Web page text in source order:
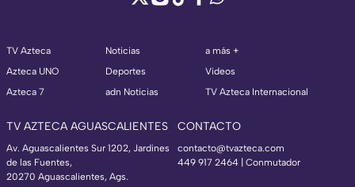
TV Azteca
Azteca UNO
Azteca 7
Noticias
Deportes
adn Noticias
a más +
Videos
TV Azteca Internacional
TV AZTECA AGUASCALIENTES
Av. Aguascalientes Sur 1202, Jardines
de las Fuentes,
20270 Aguascalientes, Ags.
CONTACTO
contacto@tvazteca.com
449 917 2464 | Conmutador